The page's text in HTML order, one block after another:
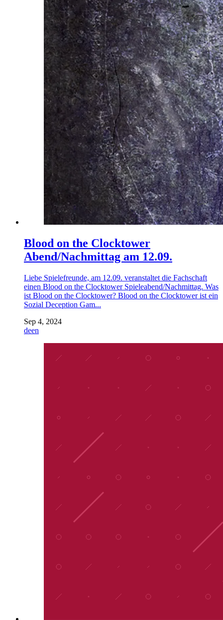
Blood on the Clocktower
Abend/Nachmittag am 12.09.
Liebe Spielefreunde, am 12.09. veranstaltet die Fachschaft
einen Blood on the Clocktower Spieleabend/Nachmittag. Was
ist Blood on the Clocktower? Blood on the Clocktower ist ein
Sozial Deception Gam...
Sep 4, 2024
deen